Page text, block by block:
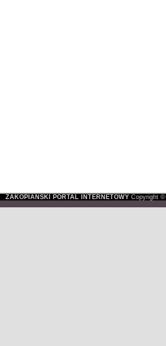
ZAKOPIAŃSKI PORTAL INTERNETOWYCopyright ©